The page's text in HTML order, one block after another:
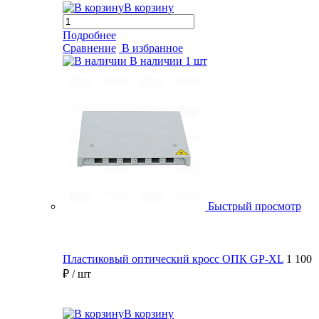
В корзину
Подробнее
Сравнение В избранное
В наличии 1 шт
Быстрый просмотр
Пластиковый оптический кросс ОПК GP-XL 1 100
₽ / шт
В корзину